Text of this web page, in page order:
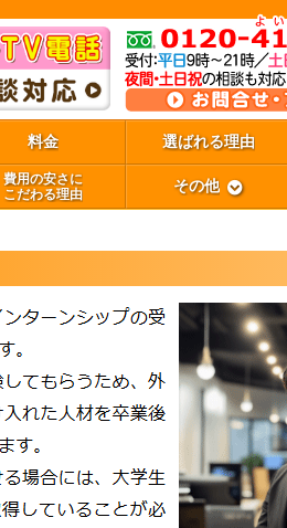
料金 選ばれる理由
費用の安さに
こだわる理由
その他